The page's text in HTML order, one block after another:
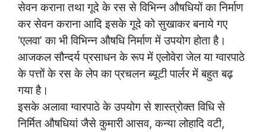
सेवन कराना तथा गूदे के रस से विभिन्न औषधियों का निर्माण
कर सेवन कराना आदि इसके गूदे को सुखाकर बनाये गए
‘एलवा’ का भी विभिन्न औषधि निर्माण में उपयोग होता है।
आजकल सौन्दर्य प्रसाधन के रूप में एलोवेरा जेल या ग्वारपाठे
के पत्तों के रस के लेप का प्रचलन ब्यूटी पार्लर में बहुत बढ़
गया है।
इसके अलावा ग्वारपाठे के उपयोग से शास्त्रोक्त विधि से
निर्मित औषधियां जैसे कुमारी आसव, कन्या लोहादि वटी,